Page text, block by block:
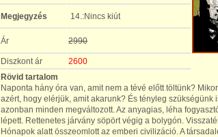
Megjegyzés 14.:Nincs kiút
Ár 2990
Diszkont ár
2600
Rövid tartalom
Naponta hány óra van, amit nem a tévé előtt töltünk?
azért, hogy elérjük, amit akarunk? És tényleg szükségünk
azonban minden megváltozott. Az anyagias, léha
lépett. Rettenetes járvány söpört végig a bolygón.
Hónapok alatt összeomlott az emberi civilizáció. A